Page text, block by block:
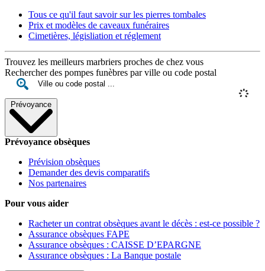
Tous ce qu'il faut savoir sur les pierres tombales
Prix et modèles de caveaux funéraires
Cimetières, législiation et réglement
Trouvez les meilleurs marbriers proches de chez vous
Rechercher des pompes funèbres par ville ou code postal
Prévoyance
Prévoyance obsèques
Prévision obsèques
Demander des devis comparatifs
Nos partenaires
Pour vous aider
Racheter un contrat obsèques avant le décès : est-ce possible ?
Assurance obsèques FAPE
Assurance obsèques : CAISSE D’EPARGNE
Assurance obsèques : La Banque postale